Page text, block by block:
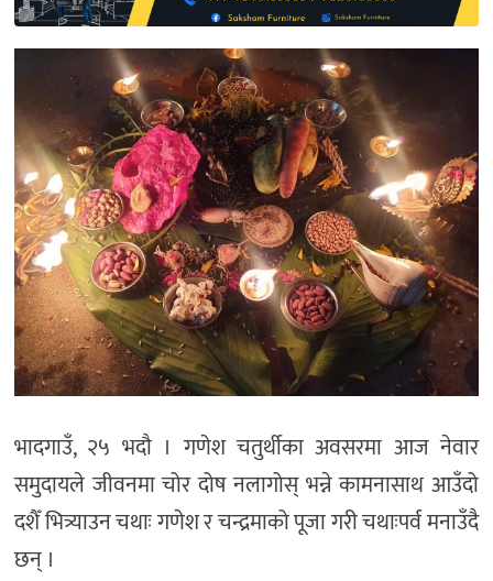
English
भादगाउँ, २५ भदौ । गणेश चतुर्थीका अवसरमा आज नेवार
समुदायले जीवनमा चोर दोष नलागोस् भन्ने कामनासाथ आउँदो
दशैँ भित्र्याउन चथाः गणेश र चन्द्रमाको पूजा गरी चथाःपर्व मनाउँदै
छन् ।